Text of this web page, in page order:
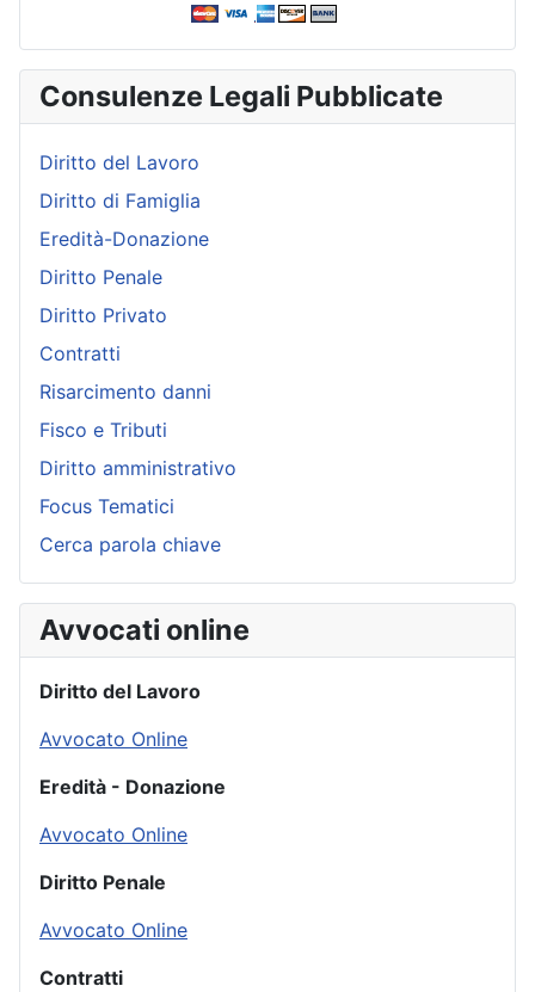
Consulenze Legali Pubblicate
Diritto del Lavoro
Diritto di Famiglia
Eredità-Donazione
Diritto Penale
Diritto Privato
Contratti
Risarcimento danni
Fisco e Tributi
Diritto amministrativo
Focus Tematici
Cerca parola chiave
Avvocati online
Diritto del Lavoro
Avvocato Online
Eredità - Donazione
Avvocato Online
Diritto Penale
Avvocato Online
Contratti